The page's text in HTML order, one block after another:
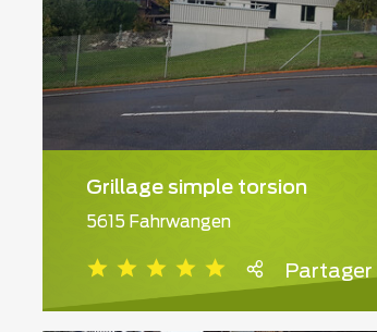
Grillage simple torsion
5615 Fahrwangen
Partager